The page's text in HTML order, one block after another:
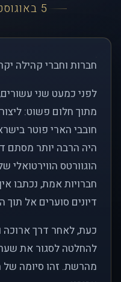
5 באוגוסט 2007 – 2026
חברות וחברי קהילה
מתוך חלום פשוט:
חובבי הארי פוטר
היה הרבה יותר מסתם
הוגוורטס הווירטואלי
חברויות אמת, נכתבו
דיונים סוערים אל תוך
כעת, לאחר דרך ארוכה
להחלטה לסגור את
מהרשת. זהו סיומה